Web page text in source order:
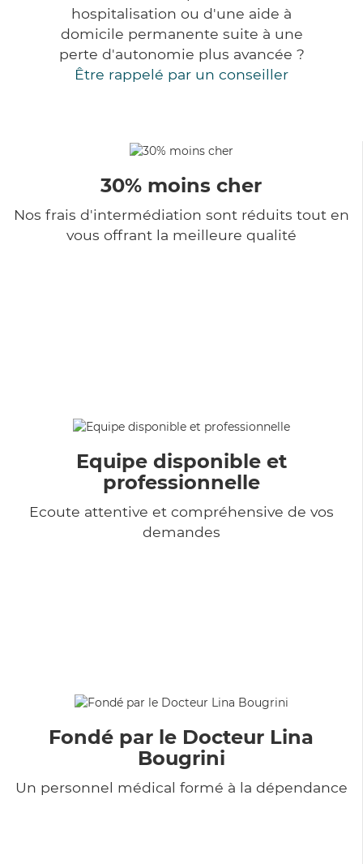
hospitalisation ou d'une aide à
domicile permanente suite à une
perte d'autonomie plus avancée ?
Être rappelé par un conseiller
30% moins cher
Nos frais d'intermédiation sont réduits tout en
vous offrant la meilleure qualité
Equipe disponible et
professionnelle
Ecoute attentive et compréhensive de vos
demandes
Fondé par le Docteur Lina
Bougrini
Un personnel médical formé à la dépendance